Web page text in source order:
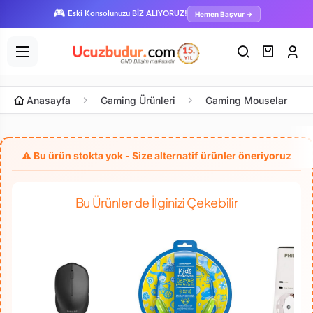
🎮 Eski Konsolunuzu BİZ ALIYORUZ! Hemen Başvur →
Anasayfa Gaming Ürünleri Gaming Mouselar
Bu Ürünler de İlginizi Çekebilir